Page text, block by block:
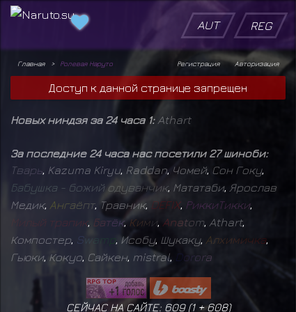
AUT REG
Главная Ролевая Наруто Авторизация
Регистрация
Доступ к данной странице запрещен
Новых ниндзя за 24 часа 1: Athart
За последние 24 часа нас посетили 27 шиноби:
Тварь Kazuma Kiryu, Raddan Чомей, Сон Гоку,
Бабушка - божий одуванчик, Мататаби, Ярослав
Медик, Ангаёпт, Травник, DEFIX, РиккиТикки,
й трапик, Батёк,Кими Anatom Athart,
Компостер Sw m Исобу, Шукаку, Алхимичка
Гьюки, Кокуо Сайкен, mistral Dorora
СЕЙЧАС НА САЙТЕ: 609 (1+608)